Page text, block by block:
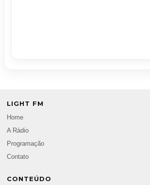
LIGHT FM
Home
A Rádio
Programação
Contato
CONTEÚDO